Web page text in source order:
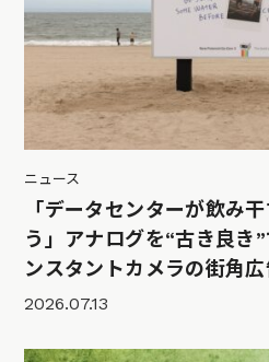
ニュース
「データセンターが飲み
う」アナログを“古き良き
ンスタントカメラの街角広
2026.07.13